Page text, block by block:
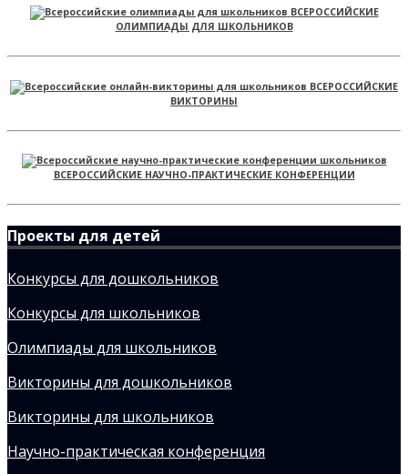
ВСЕРОССИЙСКИЕ
ОЛИМПИАДЫ ДЛЯ ШКОЛЬНИКОВ
ВСЕРОССИЙСКИЕ
ВИКТОРИНЫ
ВСЕРОССИЙСКИЕ НАУЧНО-ПРАКТИЧЕСКИЕ КОНФЕРЕНЦИИ
Проекты для детей
Конкурсы для дошкольников
Конкурсы для школьников
Олимпиады для школьников
Викторины для дошкольников
Викторины для школьников
Научно-практическая конференция